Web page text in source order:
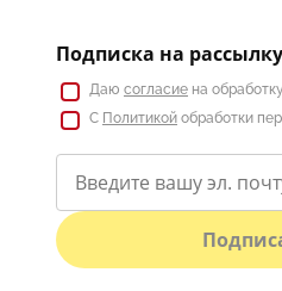
Подписка на рассылку
Даю согласие на
С Политикой обработки